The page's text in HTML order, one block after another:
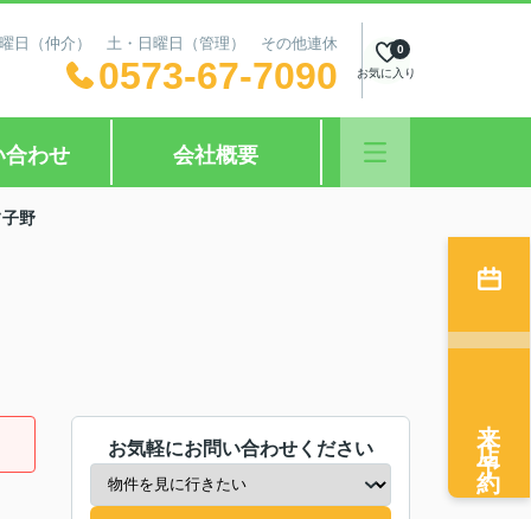
日（仲介） 土・日曜日（管理） その他連休
0573-67-7090 お気に入り
0
合わせ 会社概要
野
お気軽にお問い合わせください 来店予約